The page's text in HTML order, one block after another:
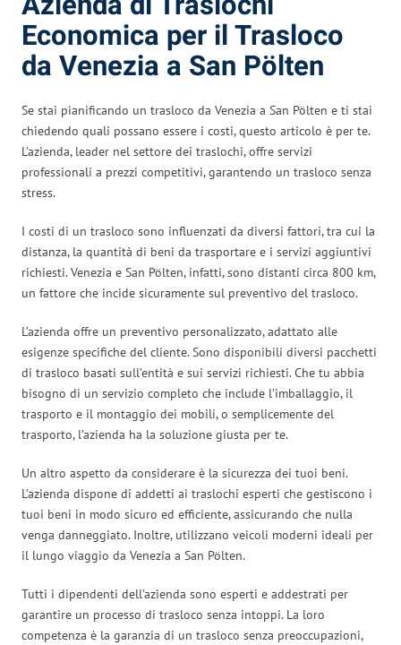
Economica per il Trasloco
da Venezia a San Pölten
Se stai pianificando un trasloco da Venezia a San Pölten e ti stai
chiedendo quali possano essere i costi, questo articolo è per te.
L’azienda, leader nel settore dei traslochi, offre servizi
professionali a prezzi competitivi, garantendo un trasloco senza
stress.
I costi di un trasloco sono influenzati da diversi fattori, tra cui la
distanza, la quantità di beni da trasportare e i servizi aggiuntivi
richiesti. Venezia e San Pölten, infatti, sono distanti circa 800 km,
un fattore che incide sicuramente sul preventivo del trasloco.
L’azienda offre un preventivo personalizzato, adattato alle
esigenze specifiche del cliente. Sono disponibili diversi pacchetti
di trasloco basati sull’entità e sui servizi richiesti. Che tu abbia
bisogno di un servizio completo che include l’imballaggio, il
trasporto e il montaggio dei mobili, o semplicemente del
trasporto, l’azienda ha la soluzione giusta per te.
Un altro aspetto da considerare è la sicurezza dei tuoi beni.
L’azienda dispone di addetti ai traslochi esperti che gestiscono i
tuoi beni in modo sicuro ed efficiente, assicurando che nulla
venga danneggiato. Inoltre, utilizzano veicoli moderni ideali per
il lungo viaggio da Venezia a San Pölten.
Tutti i dipendenti dell’azienda sono esperti e addestrati per
garantire un processo di trasloco senza intoppi. La loro
competenza è la garanzia di un trasloco senza preoccupazioni,